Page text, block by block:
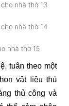
tuân theo một
vật liệu thủ
thủ công và